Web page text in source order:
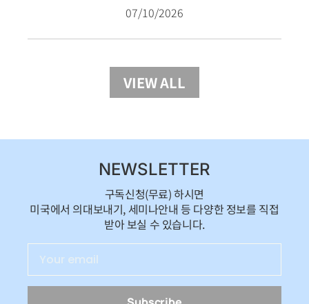
07/10/2026
VIEW ALL
NEWSLETTER
구독신청(무료) 하시면
미국에서 의대보내기, 세미나안내 등 다양한 정보를 직접
받아 보실 수 있습니다.